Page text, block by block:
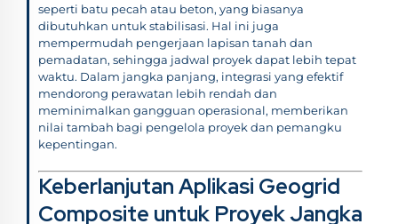
seperti batu pecah atau beton, yang biasanya
dibutuhkan untuk stabilisasi. Hal ini juga
mempermudah pengerjaan lapisan tanah dan
pemadatan, sehingga jadwal proyek dapat lebih tepat
waktu. Dalam jangka panjang, integrasi yang efektif
mendorong perawatan lebih rendah dan
meminimalkan gangguan operasional, memberikan
nilai tambah bagi pengelola proyek dan pemangku
kepentingan.
Keberlanjutan Aplikasi Geogrid
Composite untuk Proyek Jangka